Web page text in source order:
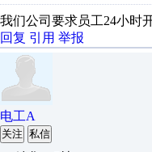
我们公司要求员工24小时
回复 引用 举报
电工A
关注 私信